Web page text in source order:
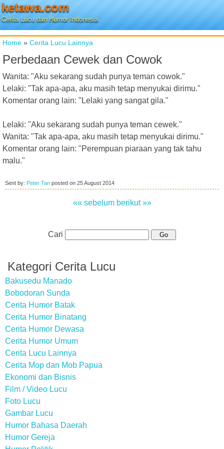
ketawa.com
Cerita Lucu dan Humor Indonesia
Home » Cerita Lucu Lainnya
Perbedaan Cewek dan Cowok
Wanita: "Aku sekarang sudah punya teman cowok."
Lelaki: "Tak apa-apa, aku masih tetap menyukai dirimu."
Komentar orang lain: "Lelaki yang sangat gila."
Lelaki: "Aku sekarang sudah punya teman cewek."
Wanita: "Tak apa-apa, aku masih tetap menyukai dirimu."
Komentar orang lain: "Perempuan piaraan yang tak tahu
malu."
Sent by: Peter Tan posted on 25 August 2014
«« sebelum berikut »»
Cari
Kategori Cerita Lucu
Bakusedu Manado
Bobodoran Sunda
Cerita Humor Batak
Cerita Humor Binatang
Cerita Humor Dewasa
Cerita Humor Umum
Cerita Lucu Lainnya
Cerita Mop dan Mob Papua
Ekonomi dan Bisnis
Film / Video Lucu
Foto Lucu
Gambar Lucu
Humor Bahasa Daerah
Humor Gereja